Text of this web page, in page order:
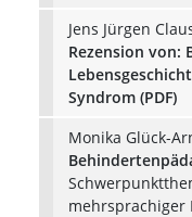
Jens Jürgen
Rezension von:
Syndrom (PDF)
Monika Glück-
mehrsprachiger